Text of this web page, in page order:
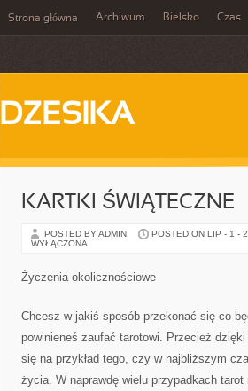
Strona główna Archiwum Bielsko Czas
DZESIKA
KARTKI ŚWIĄTECZNE
POSTED BY ADMIN POSTED ON LIP - 1 -
WYŁĄCZONA
Życzenia okolicznościowe
Chcesz w jakiś sposób przekonać się co
powinieneś zaufać tarotowi. Przecież
się na przykład tego, czy w najbliższym
życia. W naprawdę wielu przypadkach